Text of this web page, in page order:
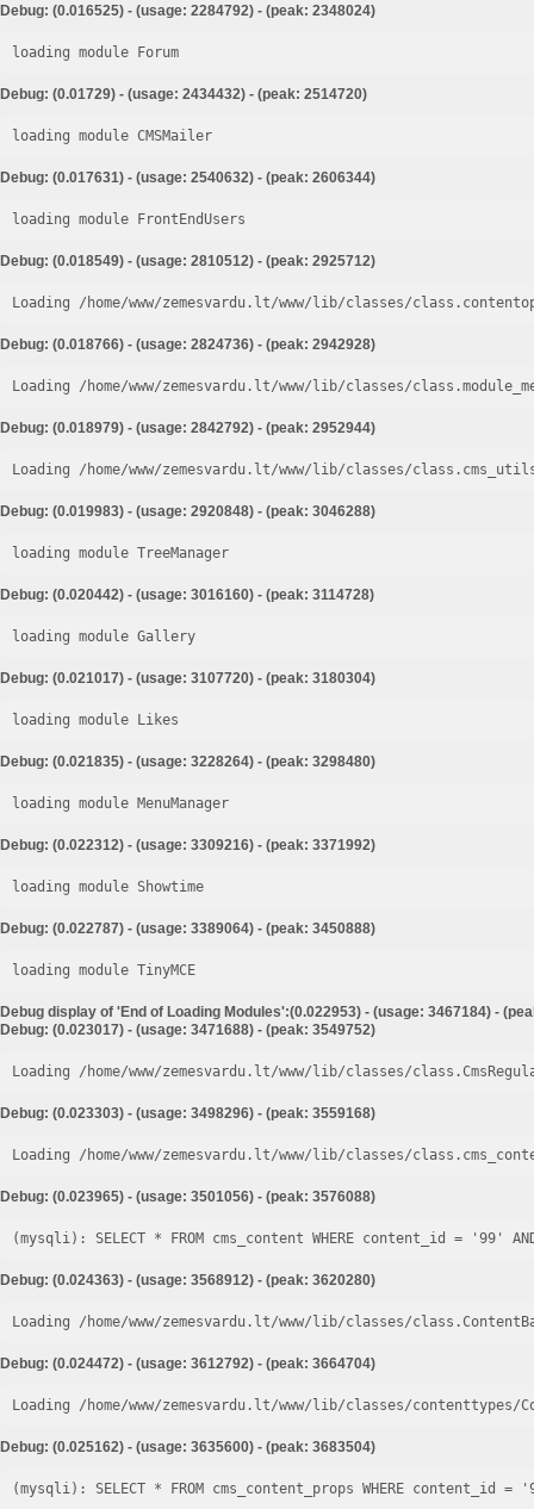
Debug: (0.016525) - (usage: 2284792) - (peak: 2348024)
loading module Forum
Debug: (0.01729) - (usage: 2434432) - (peak: 2514720)
loading module CMSMailer
Debug: (0.017631) - (usage: 2540632) - (peak: 2606344)
loading module FrontEndUsers
Debug: (0.018549) - (usage: 2810512) - (peak: 2925712)
Loading /home/www/zemesvardu.lt/www/lib/classes/
Debug: (0.018766) - (usage: 2824736) - (peak: 2942928)
Loading /home/www/zemesvardu.lt/www/lib/classes/
Debug: (0.018979) - (usage: 2842792) - (peak: 2952944)
Loading /home/www/zemesvardu.lt/www/lib/classes/
Debug: (0.019983) - (usage: 2920848) - (peak: 3046288)
loading module TreeManager
Debug: (0.020442) - (usage: 3016160) - (peak: 3114728)
loading module Gallery
Debug: (0.021017) - (usage: 3107720) - (peak: 3180304)
loading module Likes
Debug: (0.021835) - (usage: 3228264) - (peak: 3298480)
loading module MenuManager
Debug: (0.022312) - (usage: 3309216) - (peak: 3371992)
loading module Showtime
Debug: (0.022787) - (usage: 3389064) - (peak: 3450888)
loading module TinyMCE
Debug display of 'End of Loading Modules':(0.022953) - (usage: 3467184) -
Debug: (0.023017) - (usage: 3471688) - (peak: 3549752)
Loading /home/www/zemesvardu.lt/www/lib/classes/
Debug: (0.023303) - (usage: 3498296) - (peak: 3559168)
Loading /home/www/zemesvardu.lt/www/lib/classes/
Debug: (0.023965) - (usage: 3501056) - (peak: 3576088)
Debug: (0.024363) - (usage: 3568912) - (peak: 3620280)
Loading /home/www/zemesvardu.lt/www/lib/classes/
Debug: (0.024472) - (usage: 3612792) - (peak: 3664704)
Loading /home/www/zemesvardu.lt/www/lib/classes/
Debug: (0.025162) - (usage: 3635600) - (peak: 3683504)